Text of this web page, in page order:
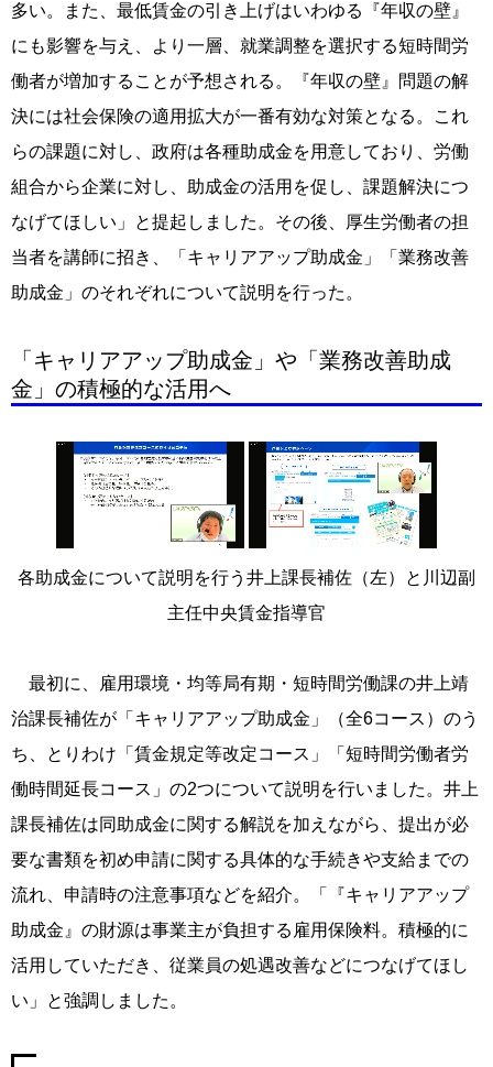
多い。また、最低賃金の引き上げはいわゆる『年収の壁』
にも影響を与え、より一層、就業調整を選択する短時間労
働者が増加することが予想される。『年収の壁』問題の解
決には社会保険の適用拡大が一番有効な対策となる。これ
らの課題に対し、政府は各種助成金を用意しており、労働
組合から企業に対し、助成金の活用を促し、課題解決につ
なげてほしい」と提起しました。その後、厚生労働者の担
当者を講師に招き、「キャリアアップ助成金」「業務改善
助成金」のそれぞれについて説明を行った。
「キャリアアップ助成金」や「業務改善助成
金」の積極的な活用へ
各助成金について説明を行う井上課長補佐（左）と川辺副
主任中央賃金指導官
最初に、雇用環境・均等局有期・短時間労働課の井上靖
治課長補佐が「キャリアアップ助成金」（全6コース）のう
ち、とりわけ「賃金規定等改定コース」「短時間労働者労
働時間延長コース」の2つについて説明を行いました。井上
課長補佐は同助成金に関する解説を加えながら、提出が必
要な書類を初め申請に関する具体的な手続きや支給までの
流れ、申請時の注意事項などを紹介。「『キャリアアップ
助成金』の財源は事業主が負担する雇用保険料。積極的に
活用していただき、従業員の処遇改善などにつなげてほし
い」と強調しました。